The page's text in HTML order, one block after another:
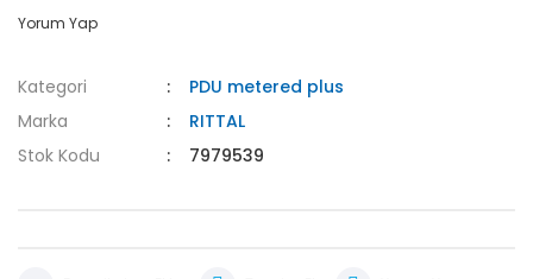
Yorum Yap
Kategori
PDU metered plus
Marka
RITTAL
Stok Kodu
7979539